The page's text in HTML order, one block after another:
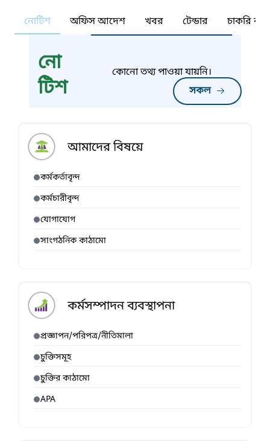
নোটিশ অফিস আদেশ খবর টেন্ডার চাকরি
নো
টিশ
সকল
কোনো তথ্য পাওয়া যায়নি।
আমাদের বিষয়ে
কর্মকর্তাবৃন্দ
কর্মচারীবৃন্দ
যোগাযোগ
সাংগঠনিক কাঠামো
কর্মসম্পাদন ব্যবস্থাপনা
প্রজ্ঞাপন/পরিপত্র/নীতিমালা
চুক্তিসমূহ
চুক্তির কাঠামো
APA